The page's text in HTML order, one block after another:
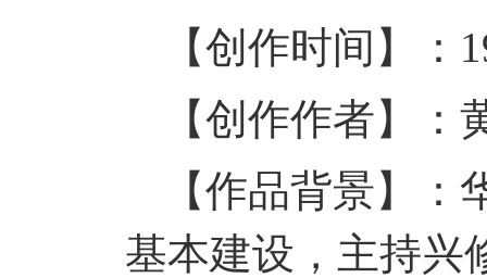
【创作时间】：
【创作作者】：
【作品背景】
基本建设，主持兴